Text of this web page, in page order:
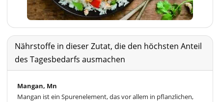
Nährstoffe in dieser Zutat, die den höchsten Anteil
des Tagesbedarfs ausmachen
Mangan, Mn
Mangan ist ein Spurenelement, das vor allem in pflanzlichen,